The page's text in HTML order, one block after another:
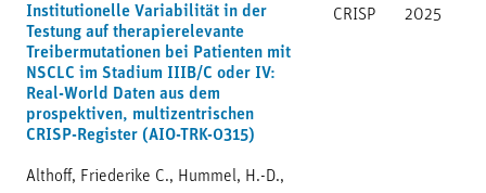
Institutionelle Variabilität in der
Testung auf therapierelevante
Treibermutationen bei Patienten mit
NSCLC im Stadium IIIB/C oder IV:
Real-World Daten aus dem
prospektiven, multizentrischen
CRISP-Register (AIO-TRK-0315)
Althoff, Friederike C., Hummel, H.-D.,
CRISP 2025